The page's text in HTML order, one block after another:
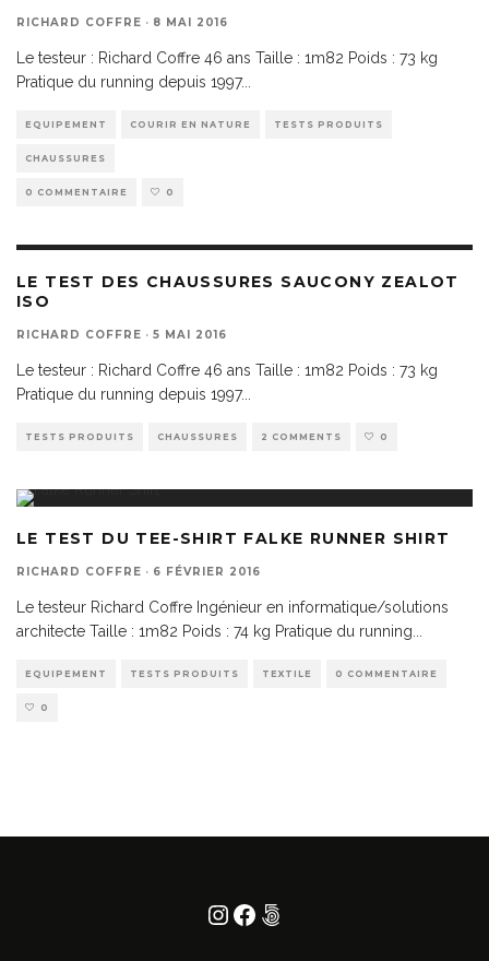
RICHARD COFFRE · 8 MAI 2016
Le testeur : Richard Coffre 46 ans Taille : 1m82 Poids : 73 kg
Pratique du running depuis 1997...
EQUIPEMENT COURIR EN NATURE TESTS PRODUITS
CHAUSSURES
0 COMMENTAIRE 0
LE TEST DES CHAUSSURES SAUCONY ZEALOT
ISO
RICHARD COFFRE · 5 MAI 2016
Le testeur : Richard Coffre 46 ans Taille : 1m82 Poids : 73 kg
Pratique du running depuis 1997...
TESTS PRODUITS CHAUSSURES 2 COMMENTS 0
LE TEST DU TEE-SHIRT FALKE RUNNER SHIRT
RICHARD COFFRE · 6 FÉVRIER 2016
Le testeur Richard Coffre Ingénieur en informatique/solutions
architecte Taille : 1m82 Poids : 74 kg Pratique du running
EQUIPEMENT TESTS PRODUITS TEXTILE 0 COMMENTAIRE
0
Instagram
Facebook
500px